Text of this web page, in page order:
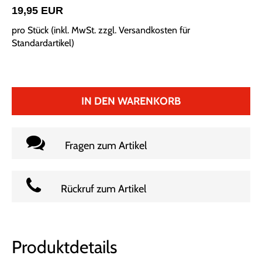
19,95 EUR
pro Stück (inkl. MwSt. zzgl. Versandkosten für
Standardartikel)
IN DEN WARENKORB
Fragen zum Artikel
Rückruf zum Artikel
Produktdetails